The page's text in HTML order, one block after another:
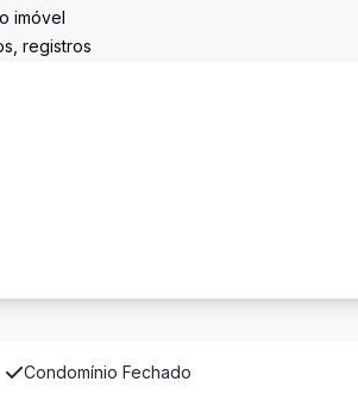
imóvel
registros
Condomínio Fechado